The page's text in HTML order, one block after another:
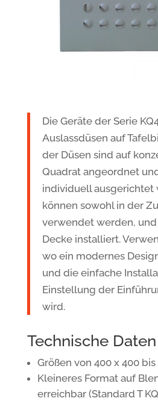
Die Geräte der Serie
Auslassdüsen auf
der Düsen sind auf
Quadrat angeordnet
individuell ausgerichtet
können sowohl in der
verwendet werden,
Decke installiert.
wo ein modernes
und die einfache
Einstellung der
wird.
Technische Daten
Größen von 400 x 400
Kleineres Format auf
erreichbar (Standard T KQ